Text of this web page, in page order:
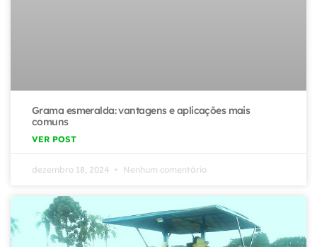
Grama esmeralda: vantagens e aplicações mais
comuns
VER POST
dezembro 18, 2024 Nenhum comentário